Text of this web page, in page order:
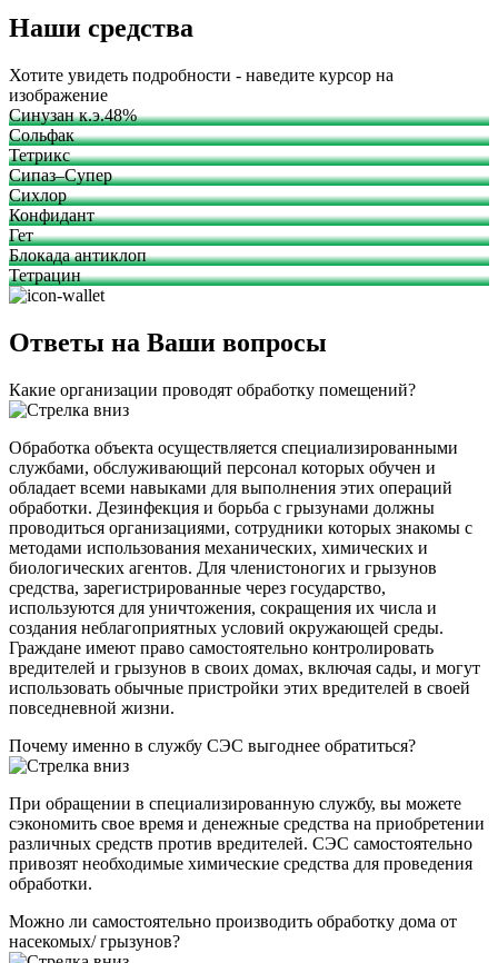
Наши средства
Хотите увидеть подробности - наведите курсор на
изображение
Синузан к.э.48%
Сольфак
Тетрикс
Сипаз–Супер
Сихлор
Конфидант
Гет
Блокада антиклоп
Тетрацин
Ответы на Ваши вопросы
Какие организации проводят обработку помещений?
Обработка объекта осуществляется специализированными
службами, обслуживающий персонал которых обучен и
обладает всеми навыками для выполнения этих операций
обработки. Дезинфекция и борьба с грызунами должны
проводиться организациями, сотрудники которых знакомы с
методами использования механических, химических и
биологических агентов. Для членистоногих и грызунов
средства, зарегистрированные через государство,
используются для уничтожения, сокращения их числа и
создания неблагоприятных условий окружающей среды.
Граждане имеют право самостоятельно контролировать
вредителей и грызунов в своих домах, включая сады, и могут
использовать обычные пристройки этих вредителей в своей
повседневной жизни.
Почему именно в службу СЭС выгоднее обратиться?
При обращении в специализированную службу, вы можете
сэкономить свое время и денежные средства на приобретении
различных средств против вредителей. СЭС самостоятельно
привозят необходимые химические средства для проведения
обработки.
Можно ли самостоятельно производить обработку дома от
насекомых/ грызунов?